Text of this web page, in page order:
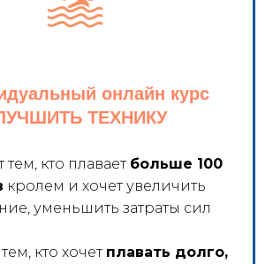
онлайн курс
ТЕХНИКУ
кто плавает больше 100
кролем и хочет увеличить
уменьшить затраты сил
кто хочет плавать долго,